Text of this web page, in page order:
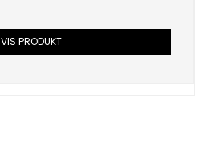
VIS PRODUKT